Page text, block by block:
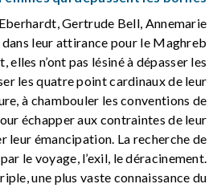
Gertrude Bell, Annemarie
dans leur attirance pour le Maghreb
n’ont pas lésiné à dépasser les
les quatre point cardinaux de leur
à chambouler les conventions de
échapper aux contraintes de leur
émancipation. La recherche de
le voyage, l’exil, le déracinement.
une plus vaste connaissance du